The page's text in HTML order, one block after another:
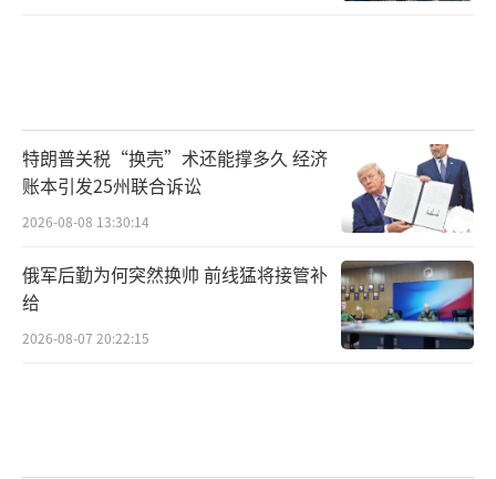
特朗普关税“换壳”术还能撑多久 经济
账本引发25州联合诉讼
2026-08-08 13:30:14
俄军后勤为何突然换帅 前线猛将接管补
给
2026-08-07 20:22:15